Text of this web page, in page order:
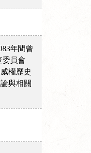
年間曾
委員會
權歷史
與相關